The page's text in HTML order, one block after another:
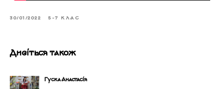
30/01/2022 5-7 КЛАС
Дивіться також
Гуска Анастасія